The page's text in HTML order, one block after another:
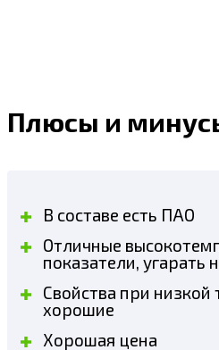
Плюсы и
В составе есть ПАО
Отличные
показатели, угарать
Свойства при
хорошие
Хорошая цена